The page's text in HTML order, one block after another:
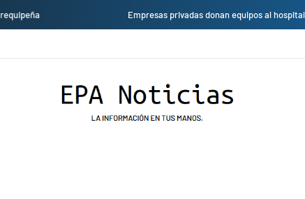
Empresas privadas donan equipos al hospital Honorio Delgado para mejorar